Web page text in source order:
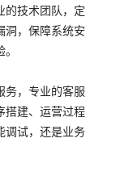
的技术团队，定
洞，保障系统安
务，专业的客服
搭建、运营过程
调试，还是业务